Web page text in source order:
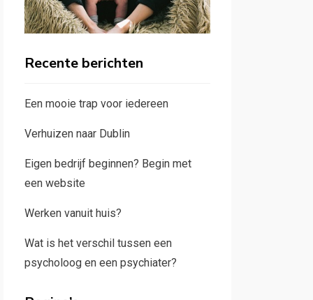
Recente berichten
Een mooie trap voor iedereen
Verhuizen naar Dublin
Eigen bedrijf beginnen? Begin met
een website
Werken vanuit huis?
Wat is het verschil tussen een
psycholoog en een psychiater?